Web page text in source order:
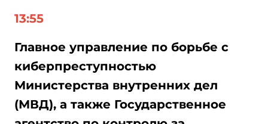
13:55
Главное управление по борьбе с
киберпреступностью
Министерства внутренних дел
(МВД), а также Государственное